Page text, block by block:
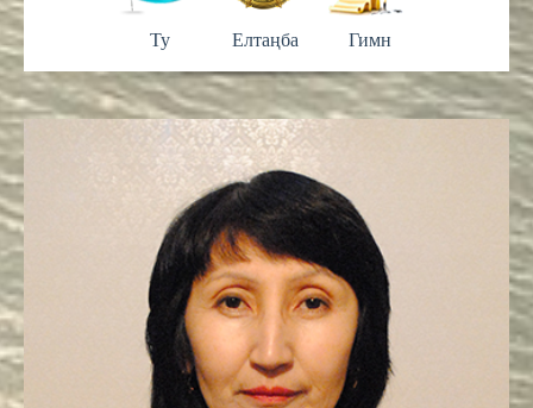
Ту Елтаңба Гимн